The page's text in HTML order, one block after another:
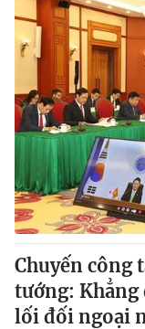
Chuyến công
tướng:
lối đối ngoại